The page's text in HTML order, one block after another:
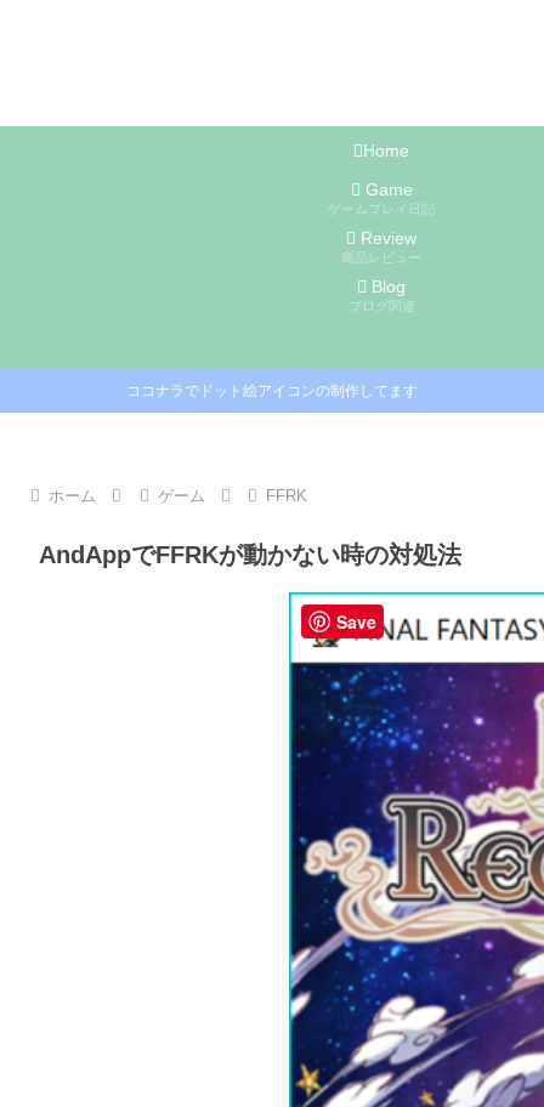
Home
Game
ゲームプレイ日記
Review
商品レビュー
Blog
ブログ関連
ココナラでドット絵アイコンの制作してます
ホーム ゲーム FFRK
AndAppでFFRKが動かない時の対処法
Save